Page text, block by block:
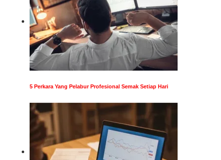
5 Perkara Yang Pelabur Profesional Semak Setiap Hari